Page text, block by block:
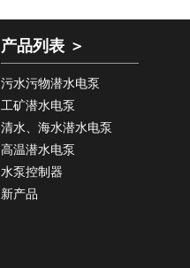
产品列表 ＞
污水污物潜水电泵
工矿潜水电泵
清水、海水潜水电泵
高温潜水电泵
水泵控制器
新产品